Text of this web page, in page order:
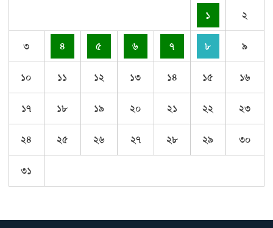
১ ২
৩ ৪ ৫ ৬ ৭ ৮ ৯
১০ ১১ ১২ ১৩ ১৪ ১৫ ১৬
১৭ ১৮ ১৯ ২০ ২১ ২২ ২৩
২৪ ২৫ ২৬ ২৭ ২৮ ২৯ ৩০
৩১